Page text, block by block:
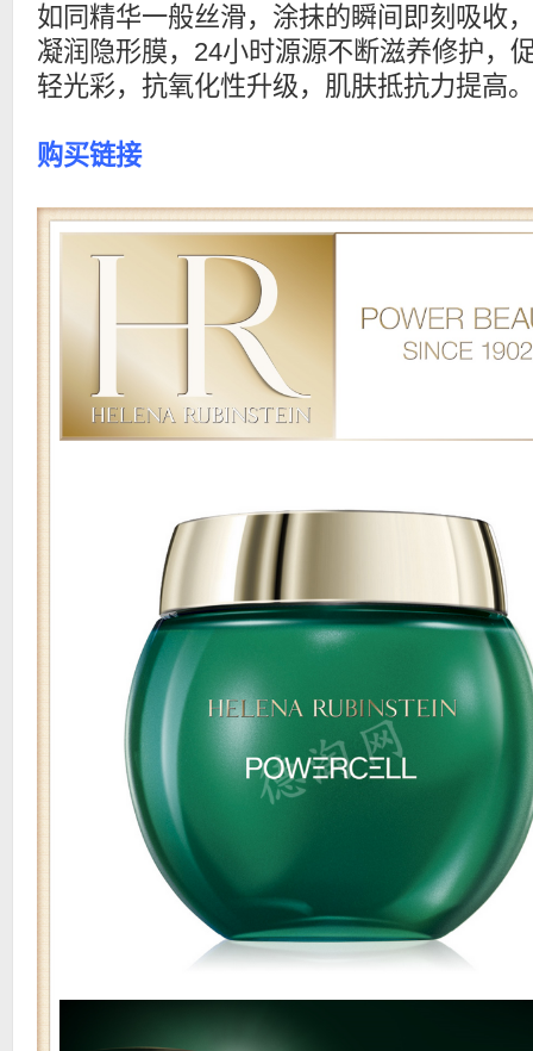
如同精华一般丝滑，涂抹的瞬间即刻吸收
凝润隐形膜，24小时源源不断滋养修护，
轻光彩，抗氧化性升级，肌肤抵抗力提高。
购买链接